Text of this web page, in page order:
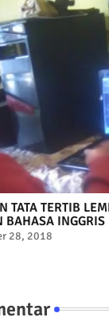
TATA TERTIB
BAHASA INGGRIS
28, 2018